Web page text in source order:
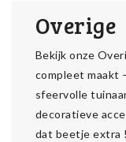
Overige
Bekijk onze
compleet maakt
sfeervolle
decoratieve
dat beetje extra !